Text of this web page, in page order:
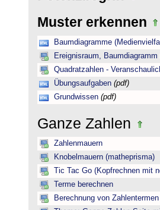
Muster erkennen
Baumdiagramme
Ereignisraum,
Quadratzahlen -
Übungsaufgaben (pdf)
Grundwissen (pdf)
Ganze Zahlen
Zahlenmauern
Knobelmauern (matheprisma)
Tic Tac Go (Kopfrechnen mit
Terme berechnen
Berechnung von